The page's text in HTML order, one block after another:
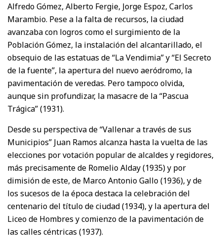
Alfredo Gómez, Alberto Fergie, Jorge Espoz, Carlos
Marambio. Pese a la falta de recursos, la ciudad
avanzaba con logros como el surgimiento de la
Población Gómez, la instalación del alcantarillado, el
obsequio de las estatuas de “La Vendimia” y “El Secreto
de la fuente”, la apertura del nuevo aeródromo, la
pavimentación de veredas. Pero tampoco olvida,
aunque sin profundizar, la masacre de la “Pascua
Trágica” (1931).
Desde su perspectiva de “Vallenar a través de sus
Municipios” Juan Ramos alcanza hasta la vuelta de las
elecciones por votación popular de alcaldes y regidores,
más precisamente de Romelio Alday (1935) y por
dimisión de este, de Marco Antonio Gallo (1936), y de
los sucesos de la época destaca la celebración del
centenario del título de ciudad (1934), y la apertura del
Liceo de Hombres y comienzo de la pavimentación de
las calles céntricas (1937).